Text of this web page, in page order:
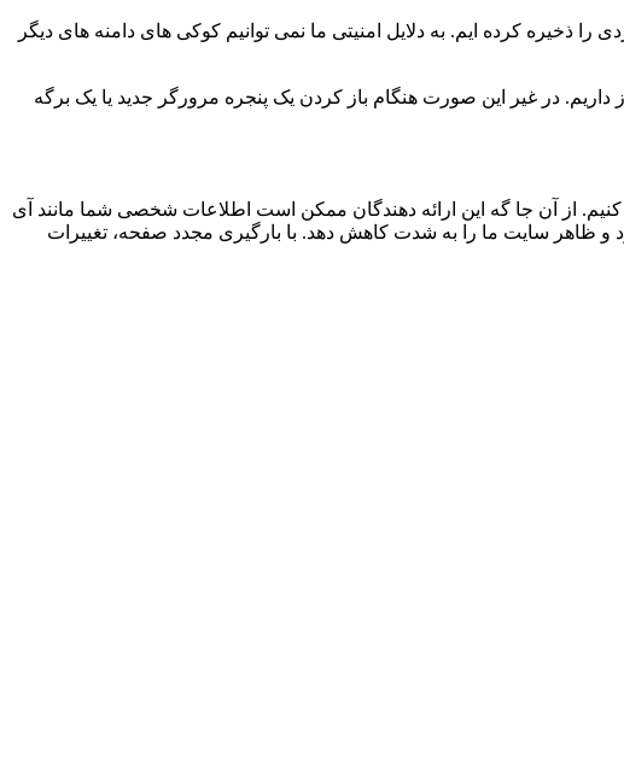
ذخیره کرده ایم. به دلایل امنیتی ما نمی توانیم کوکی های دامنه های دیگر
را فعال کنید. ما به 2 کوکی برای ذخیره این تنظیمات نیاز داریم. در غیر این صورت هنگام باز کردن یک پنجره مرورگر جدید یا یک برگه
از آن جا گه این ارائه دهندگان ممکن است اطلاعات شخصی شما مانند آی
و ظاهر سایت ما را به شدت کاهش دهد. با بارگیری مجدد صفحه، تغییرات